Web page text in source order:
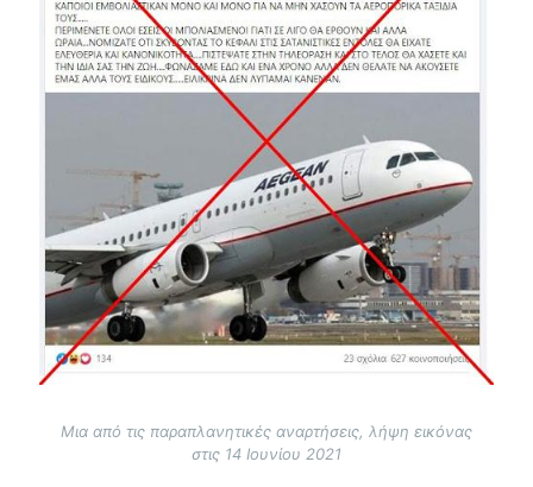
Μια από τις παραπλανητικές αναρτήσεις, λήψη εικόνας
στις 14 Ιουνίου 2021